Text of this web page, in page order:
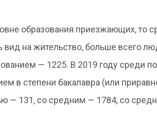
образования приезжающих, то
на жительство, больше всего
— 1225. В 2019 году среди
в степени бакалавра (или
— 131, со средним — 1784, со